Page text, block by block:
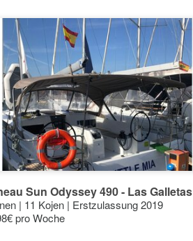
Sun Odyssey 490 - Las Galletas
| 11 Kojen | Erstzulassung 2019
pro Woche